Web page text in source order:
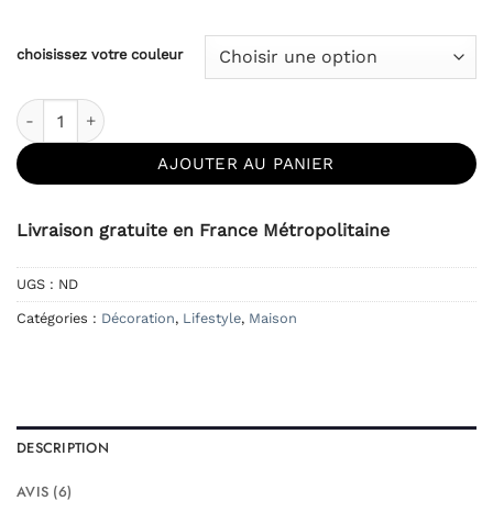
choisissez votre couleur
quantité de Coussin Nœud - XXL
AJOUTER AU PANIER
Livraison gratuite en France Métropolitaine
UGS : ND
Catégories : Décoration, Lifestyle, Maison
DESCRIPTION
AVIS (6)